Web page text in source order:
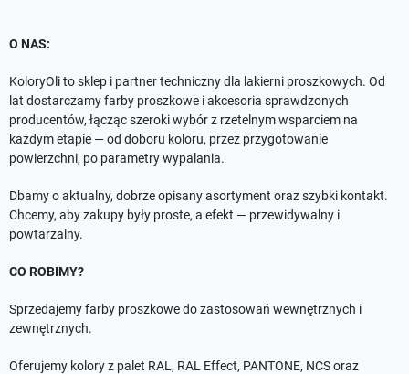
O NAS:
KoloryOli to sklep i partner techniczny dla lakierni proszkowych. Od
lat dostarczamy farby proszkowe i akcesoria sprawdzonych
producentów, łącząc szeroki wybór z rzetelnym wsparciem na
każdym etapie — od doboru koloru, przez przygotowanie
powierzchni, po parametry wypalania.
Dbamy o aktualny, dobrze opisany asortyment oraz szybki kontakt.
Chcemy, aby zakupy były proste, a efekt — przewidywalny i
powtarzalny.
CO ROBIMY?
Sprzedajemy farby proszkowe do zastosowań wewnętrznych i
zewnętrznych.
Oferujemy kolory z palet RAL, RAL Effect, PANTONE, NCS oraz